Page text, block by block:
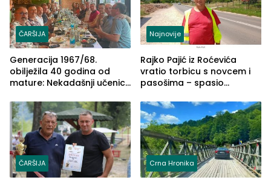
ČARŠIJA
Generacija 1967/68.
obilježila 40 godina od
mature: Nekadašnji učenici
(FOTO)
Najnovije
Rajko Pajić iz Roćevića
vratio torbicu s novcem i
pasošima – spasio
Grčkoj
ČARŠIJA Crna Hronika